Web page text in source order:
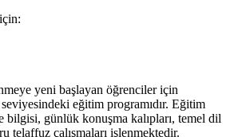
yeni başlayan öğrenciler için
seviyesindeki eğitim programıdır. Eğitim
bilgisi, günlük konuşma kalıpları, temel dil
telaffuz çalışmaları işlenmektedir.